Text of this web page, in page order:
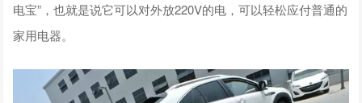
电宝”，也就是说它可以对外放220V的电，可以轻松应付普通的
家用电器。